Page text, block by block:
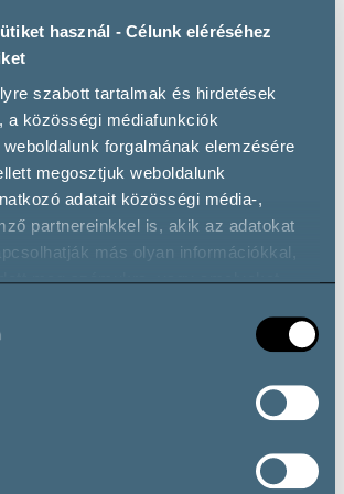
használ - Célunk eléréséhez
szabott tartalmak és hirdetések
a közösségi médiafunkciók
forgalmának elemzésére
megosztjuk weboldalunk
adatait közösségi média-,
partnereinkkel is, akik az adatokat
más olyan információkkal,
meg számukra, vagy amelyeket
Private parking